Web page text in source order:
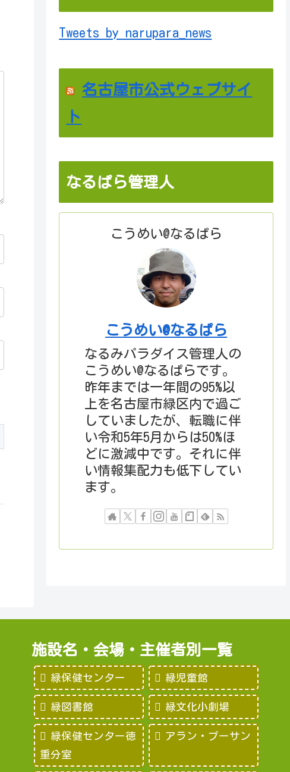
Tweets by narupara_news
名古屋市公式ウェブサイ
ト
なるぱら管理人
こうめい@なるぱら
こうめい@なるぱら
なるみパラダイス管理人の
こうめい@なるぱらです。
昨年までは一年間の95%以
上を名古屋市緑区内で過ご
していましたが、転職に伴
い令和5年5月からは50%ほ
どに激減中です。それに伴
い情報集配力も低下してい
ます。
施設名・会場・主催者別一覧
緑保健センター 緑児童館
緑図書館 緑文化小劇場
緑保健センター徳
重分室
アラン・プーサン